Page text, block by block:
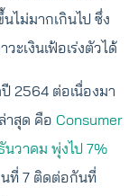
ไม่มากเกินไป ซึ่ง
เงินเฟ้อเร่งตัวได้
2564 ต่อเนื่องมา
าสุด คือ Consumer
นวาคม พุ่งไป 7%
นที่ 7 ติดต่อกันที่